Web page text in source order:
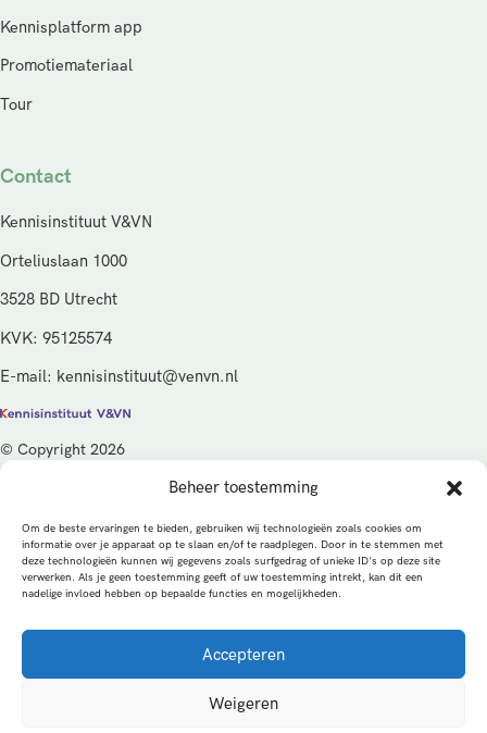
Beheer toestemming
Om de beste ervaringen te bieden, gebruiken wij technologieën zoals cookies om
informatie over je apparaat op te slaan en/of te raadplegen. Door in te stemmen met
deze technologieën kunnen wij gegevens zoals surfgedrag of unieke ID's op deze site
verwerken. Als je geen toestemming geeft of uw toestemming intrekt, kan dit een
nadelige invloed hebben op bepaalde functies en mogelijkheden.
Accepteren
Weigeren
Kennisplatform app
Promotiemateriaal
Tour
Contact
Kennisinstituut V&VN
Orteliuslaan 1000
3528 BD Utrecht
KVK: 95125574
E-mail: kennisinstituut@venvn.nl
© Copyright 2026
De activiteiten van het Kennisinstituut V&VN worden gefinancierd
vanuit de kwaliteitsgelden van het ministerie van Volksgezondheid,
Welzijn en Sport (VWS), beheerd door ZonMw.
PrivacybeleidCookiesAlgemene voorwaarden